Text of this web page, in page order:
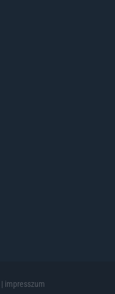
| impresszum